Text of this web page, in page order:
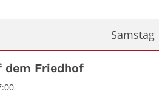
Samstag
dem Friedhof